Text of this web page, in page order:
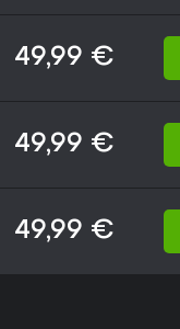
49,99 €
49,99 €
49,99 €